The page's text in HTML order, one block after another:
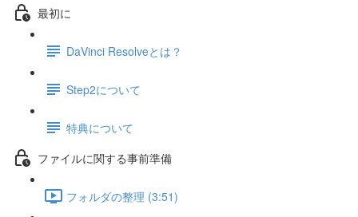
最初に
DaVinci Resolveとは？
Step2について
特典について
ファイルに関する事前準備
フォルダの整理 (3:51)